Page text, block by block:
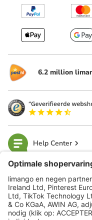
6.2 million
Help Center
limango
Veilig winkelen